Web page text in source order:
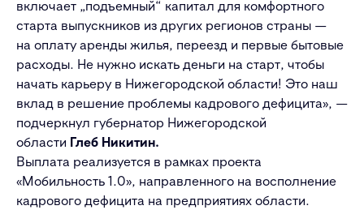
включает „подъемный“ капитал для комфортного
старта выпускников из других регионов страны —
на оплату аренды жилья, переезд и первые бытовые
расходы. Не нужно искать деньги на старт, чтобы
начать карьеру в Нижегородской области! Это наш
вклад в решение проблемы кадрового дефицита», —
подчеркнул губернатор Нижегородской
области Глеб Никитин.
Выплата реализуется в рамках проекта
«Мобильность 1.0», направленного на восполнение
кадрового дефицита на предприятиях области.